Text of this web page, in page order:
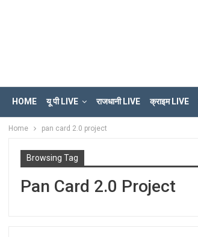
HOME यू पी LIVE राजधानी LIVE क्राइम LIVE
Home pan card 2.0 project
Browsing Tag
Pan Card 2.0 Project